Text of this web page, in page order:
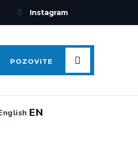
Instagram
POZOVITE
EN